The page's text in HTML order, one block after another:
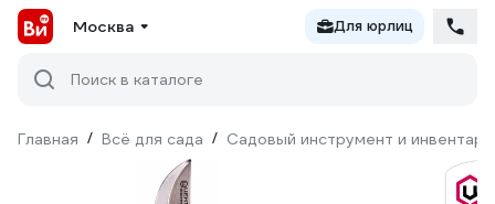
Москва Для юрлиц
Поиск в каталоге
Главная / Всё для сада / Садовый инструмент и инвентарь